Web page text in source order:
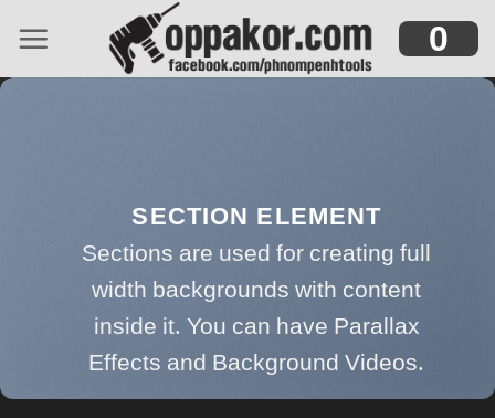
0
SECTION ELEMENT
Sections are used for creating full
width backgrounds with content
inside it. You can have Parallax
Effects and Background Videos.